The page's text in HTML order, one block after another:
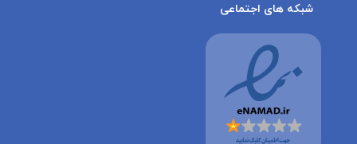
شبکه های اجتماعی